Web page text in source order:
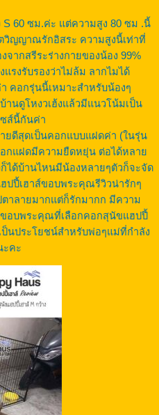
60 ซม.ค่ะ แต่ความสูง 80 ซม .นี้
วิญญาณรักอิสระ ความสูงนี้เท่าที่
ากสรีระร่างกายของน้อง 99%
รงรับรองว่าไม่ล้ม ลากไมได้
คอกรุ่นนี้เหมาะสำหรับน้องๆ
นดูโหงวเฮ้งแล้วมีแนวโน้มเป็น
ซส์นี้กันค่า
ยดีสุดเป็นคอกแบบแฝดค่า (ในรุ่น
กแฝดมีความยืดหยุ่น ต่อได้หลาย
ได้บ้านไหนมีน้องหลายๆตัวก็จะจัด
ปปี้เฮาส์ขอบพระคุณรีวิวน่ารักๆ
าลายมากแต่ก็รักมากก มีความ
อบพระคุณที่เลือกคอกสุนัขแฮปปี้
นประโยชน์สำหรับพ่อๆแม่ที่กำลัง
ะคะ